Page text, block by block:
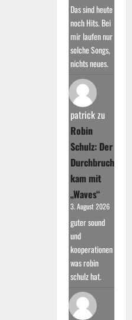
Das sind heute
noch Hits. Bei
mir laufen nur
solche Songs,
nichts neues.
patrickzu
Robin
Schulz: Der
Durchbruch
kam mit
„Waves“
3. August 2026
guter sound
und
kooperationen
was robin
schulz hat.